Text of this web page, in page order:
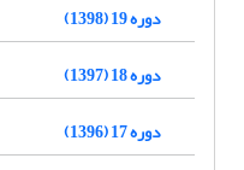
دوره 19 (1398)
دوره 18 (1397)
دوره 17 (1396)